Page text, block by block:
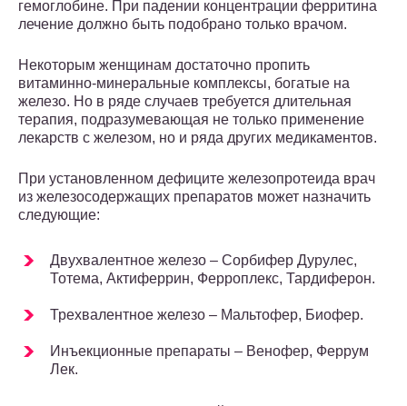
гемоглобине. При падении концентрации ферритина
лечение должно быть подобрано только врачом.
Некоторым женщинам достаточно пропить
витаминно-минеральные комплексы, богатые на
железо. Но в ряде случаев требуется длительная
терапия, подразумевающая не только применение
лекарств с железом, но и ряда других медикаментов.
При установленном дефиците железопротеида врач
из железосодержащих препаратов может назначить
следующие:
Двухвалентное железо – Сорбифер Дурулес,
Тотема, Актиферрин, Ферроплекс, Тардиферон.
Трехвалентное железо – Мальтофер, Биофер.
Инъекционные препараты – Венофер, Феррум
Лек.